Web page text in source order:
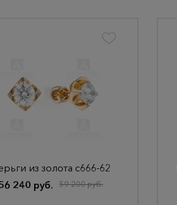
из золота с666-62
240 руб.
59 200 руб.